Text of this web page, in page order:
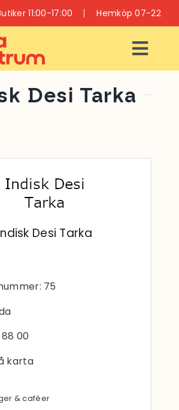
11:00-17:00 Hemköp 07-22
ÖPPETTIDER
BUTIKER
Desi Tarka
Desi Tarka
75
00
karta
& caféer